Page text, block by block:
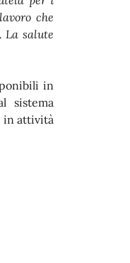
che
La salute
in
sistema
in attività